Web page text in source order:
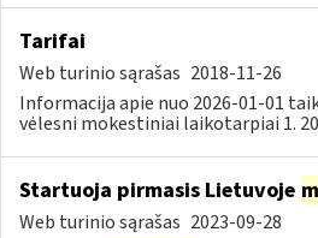
Tarifai
Web turinio sąrašas 2018-11-26
Informacija apie nuo 2026-01-01
vėlesni mokestiniai laikotarpiai 1.
Startuoja pirmasis Lietuvoje
Web turinio sąrašas 2023-09-28